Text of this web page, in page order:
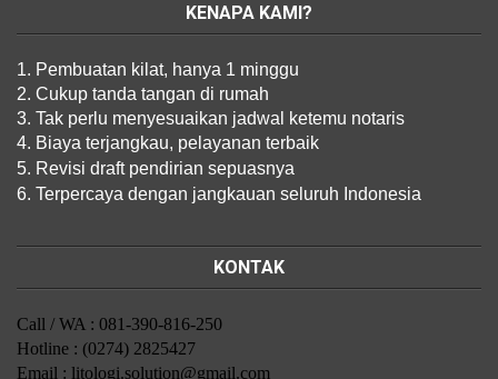
KENAPA KAMI?
1. Pembuatan kilat, hanya 1 minggu
2. Cukup tanda tangan di rumah
3. Tak perlu menyesuaikan jadwal ketemu notaris
4. Biaya terjangkau, pelayanan terbaik
5. Revisi draft pendirian sepuasnya
6. Terpercaya dengan jangkauan seluruh Indonesia
KONTAK
Call / WA : 081-390-816-250
Hotline : (0274) 2825427
Email : litologi.solution@gmail.com